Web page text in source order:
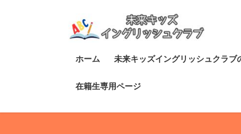
ホーム 未来キッズイングリッシュクラブ
在籍生専用ページ